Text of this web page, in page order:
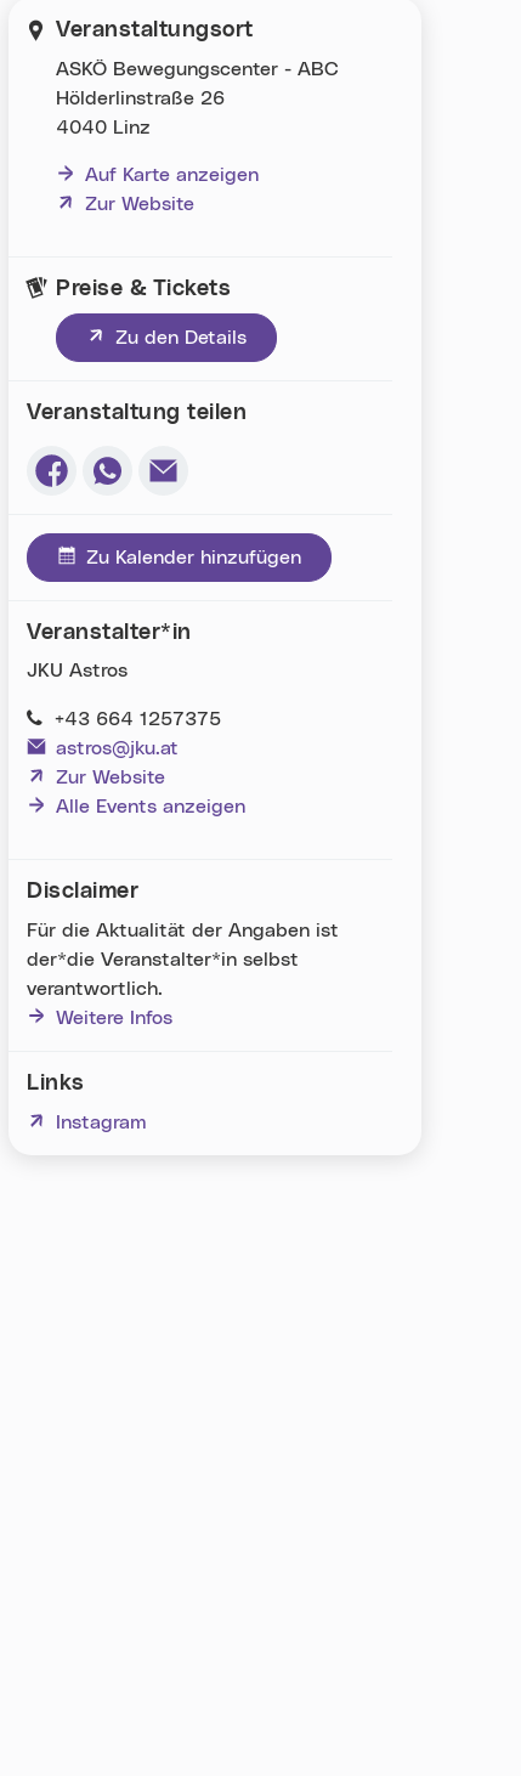
Veranstaltungsort
ASKÖ Bewegungscenter - ABC
Hölderlinstraße 26
4040 Linz
Auf Karte anzeigen
Zur Website
(neues Fenster)
Preise & Tickets
Zu den Details
(neues Fenster)
Veranstaltung teilen
Zu Kalender hinzufügen
Veranstalter*in
JKU Astros
+43 664 1257375
astros@jku.at
Zur Website
(neues Fenster)
Alle Events anzeigen
Disclaimer
Für die Aktualität der Angaben ist
der*die Veranstalter*in selbst
verantwortlich.
Weitere Infos
Links
Instagram
(neues Fenster)